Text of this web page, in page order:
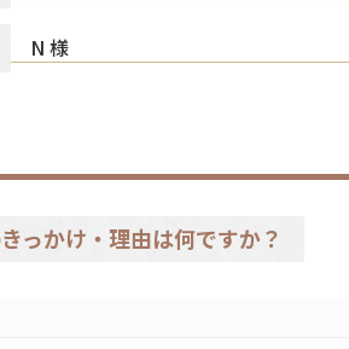
N 様
っかけ・理由は何ですか？